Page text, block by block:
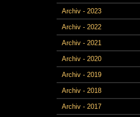
Archiv - 2023
Archiv - 2022
Archiv - 2021
Archiv - 2020
Archiv - 2019
Archiv - 2018
Archiv - 2017